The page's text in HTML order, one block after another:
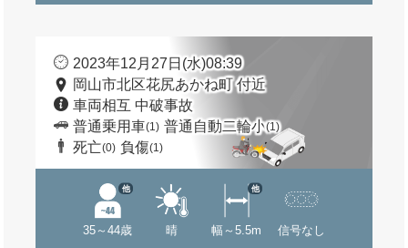
2023年12月27日(水)08:39
岡山市北区花尻あかね町 付近
車両相互 中破事故
普通乗用車(1) 普通自動二輪小(1)
死亡(0) 負傷(1)
35～44歳
他
晴 幅～5.5m
他
信号なし